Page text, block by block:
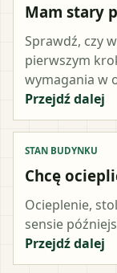
Mam stary
Sprawdź, czy
pierwszym
wymagania w
Przejdź dalej
STAN BUDYNKU
Chcę
Ocieplenie,
sensie
Przejdź dalej